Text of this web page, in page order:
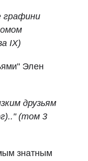
графини
IX)
Элен
друзьям
(том 3
знатным